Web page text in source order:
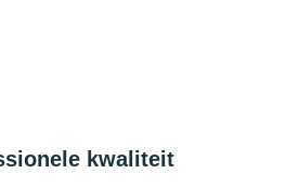
kwaliteit